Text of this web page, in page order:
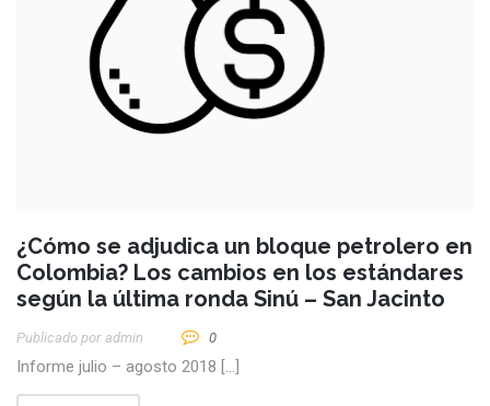
¿Cómo se adjudica un bloque petrolero en
Colombia? Los cambios en los estándares
según la última ronda Sinú – San Jacinto
Publicado por Admin 0
Informe julio – agosto 2018 […]